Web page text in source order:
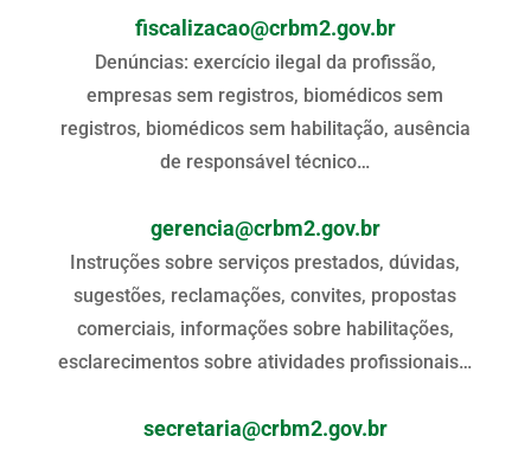
fiscalizacao@crbm2.gov.br
Denúncias: exercício ilegal da profissão,
empresas sem registros, biomédicos sem
registros, biomédicos sem habilitação, ausência
de responsável técnico…
gerencia@crbm2.gov.br
Instruções sobre serviços prestados, dúvidas,
sugestões, reclamações, convites, propostas
comerciais, informações sobre habilitações,
esclarecimentos sobre atividades profissionais…
secretaria@crbm2.gov.br